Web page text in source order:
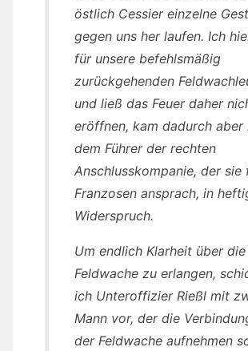
östlich Cessier einzelne
gegen uns her laufen. Ich
für unsere befehlsmäßig
zurückgehenden
und ließ das Feuer daher
eröffnen, kam dadurch aber
dem Führer der rechten
Anschlusskompanie, der sie
Franzosen ansprach, in
Widerspruch.
Um endlich Klarheit über die
Feldwache zu erlangen,
ich Unteroffizier Rießl mit
Mann vor, der die
der Feldwache aufnehmen